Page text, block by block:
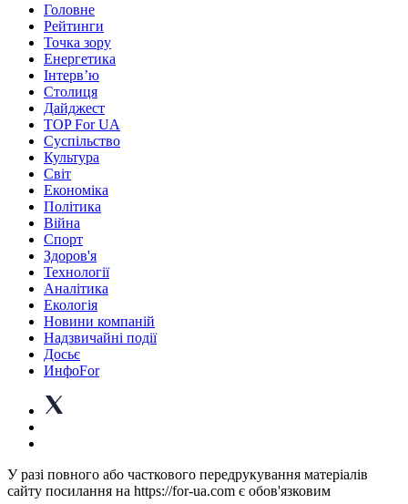
Головне
Рейтинги
Точка зору
Енергетика
Інтерв’ю
Столиця
Дайджест
TOP For UA
Суспiльство
Культура
Світ
Економіка
Політика
Війна
Спорт
Здоров'я
Технології
Аналітика
Екологія
Новини компаній
Надзвичайні події
Досьє
ИнфоFor
У разі повного або часткового передрукування матеріалів
сайту посилання на https://for-ua.com є обов'язковим